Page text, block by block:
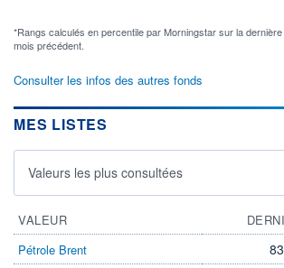
*Rangs calculés en percentile par Morningstar sur la
mois précédent.
Consulter les infos des autres fonds
MES LISTES
Valeurs les plus consultées
VALEUR
Pétrole Brent